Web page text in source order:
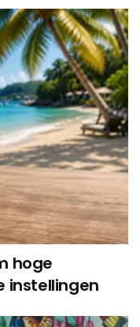
hoge
instellingen